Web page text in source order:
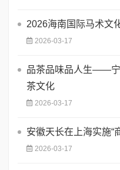
2026海南国际马术文
2026-03-17
品茶品味品人生——宁
茶文化
2026-03-17
安徽天长在上海实施“
2026-03-17